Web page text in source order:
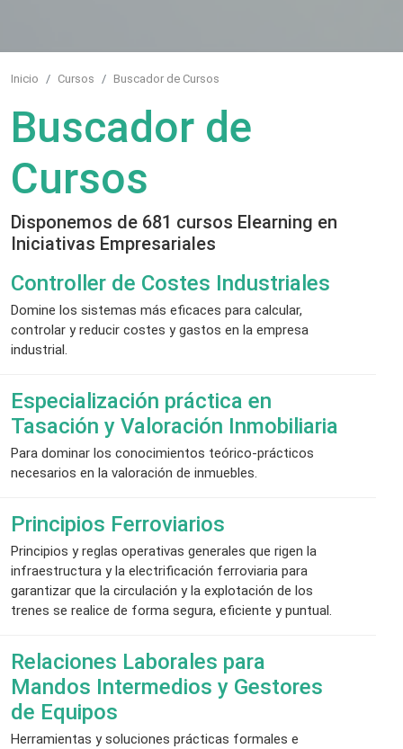
Inicio Cursos Buscador de Cursos
Buscador de
Cursos
Disponemos de 681 cursos Elearning en
Iniciativas Empresariales
Controller de Costes Industriales
Domine los sistemas más eficaces para calcular,
controlar y reducir costes y gastos en la empresa
industrial.
Especialización práctica en
Tasación y Valoración Inmobiliaria
Para dominar los conocimientos teórico-prácticos
necesarios en la valoración de inmuebles.
Principios Ferroviarios
Principios y reglas operativas generales que rigen la
infraestructura y la electrificación ferroviaria para
garantizar que la circulación y la explotación de los
trenes se realice de forma segura, eficiente y puntual.
Relaciones Laborales para
Mandos Intermedios y Gestores
de Equipos
Herramientas y soluciones prácticas formales e